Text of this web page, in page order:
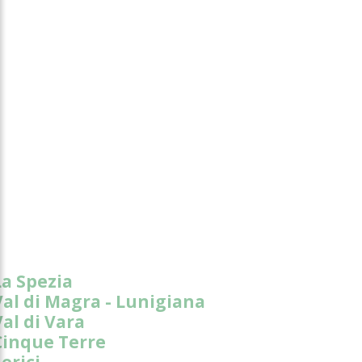
Spezia
di Magra - Lunigiana
di Vara
Terre